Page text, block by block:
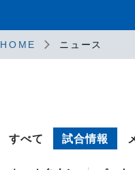
HOME ニュース
すべて 試合情報